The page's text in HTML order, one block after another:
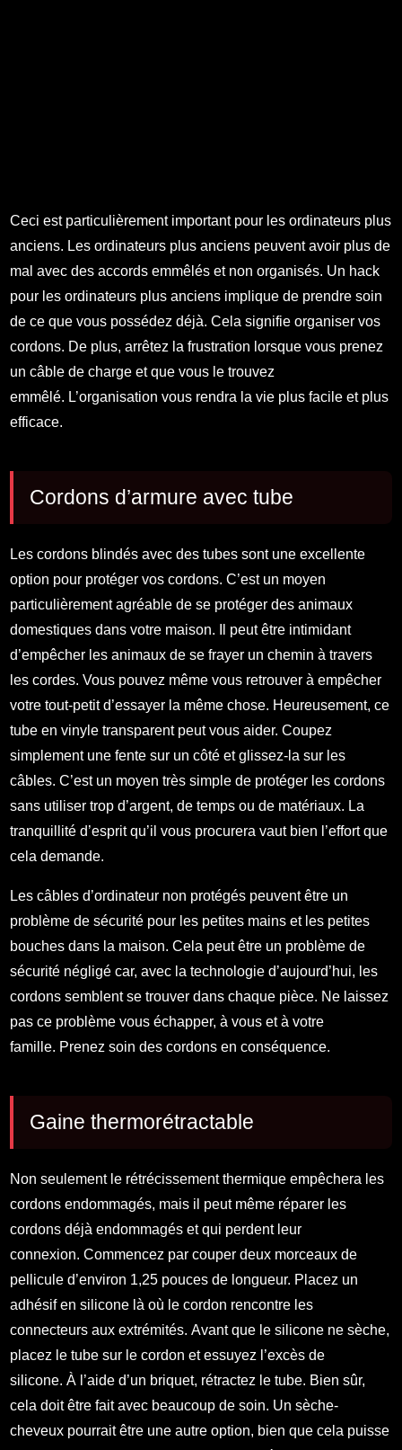
Ceci est particulièrement important pour les ordinateurs plus
anciens. Les ordinateurs plus anciens peuvent avoir plus de
mal avec des accords emmêlés et non organisés. Un hack
pour les ordinateurs plus anciens implique de prendre soin
de ce que vous possédez déjà. Cela signifie organiser vos
cordons. De plus, arrêtez la frustration lorsque vous prenez
un câble de charge et que vous le trouvez
emmêlé. L’organisation vous rendra la vie plus facile et plus
efficace.
Cordons d’armure avec tube
Les cordons blindés avec des tubes sont une excellente
option pour protéger vos cordons. C’est un moyen
particulièrement agréable de se protéger des animaux
domestiques dans votre maison. Il peut être intimidant
d’empêcher les animaux de se frayer un chemin à travers
les cordes. Vous pouvez même vous retrouver à empêcher
votre tout-petit d’essayer la même chose. Heureusement, ce
tube en vinyle transparent peut vous aider. Coupez
simplement une fente sur un côté et glissez-la sur les
câbles. C’est un moyen très simple de protéger les cordons
sans utiliser trop d’argent, de temps ou de matériaux. La
tranquillité d’esprit qu’il vous procurera vaut bien l’effort que
cela demande.
Les câbles d’ordinateur non protégés peuvent être un
problème de sécurité pour les petites mains et les petites
bouches dans la maison. Cela peut être un problème de
sécurité négligé car, avec la technologie d’aujourd’hui, les
cordons semblent se trouver dans chaque pièce. Ne laissez
pas ce problème vous échapper, à vous et à votre
famille. Prenez soin des cordons en conséquence.
Gaine thermorétractable
Non seulement le rétrécissement thermique empêchera les
cordons endommagés, mais il peut même réparer les
cordons déjà endommagés et qui perdent leur
connexion. Commencez par couper deux morceaux de
pellicule d’environ 1,25 pouces de longueur. Placez un
adhésif en silicone là où le cordon rencontre les
connecteurs aux extrémités. Avant que le silicone ne sèche,
placez le tube sur le cordon et essuyez l’excès de
silicone. À l’aide d’un briquet, rétractez le tube. Bien sûr,
cela doit être fait avec beaucoup de soin. Un sèche-
cheveux pourrait être une autre option, bien que cela puisse